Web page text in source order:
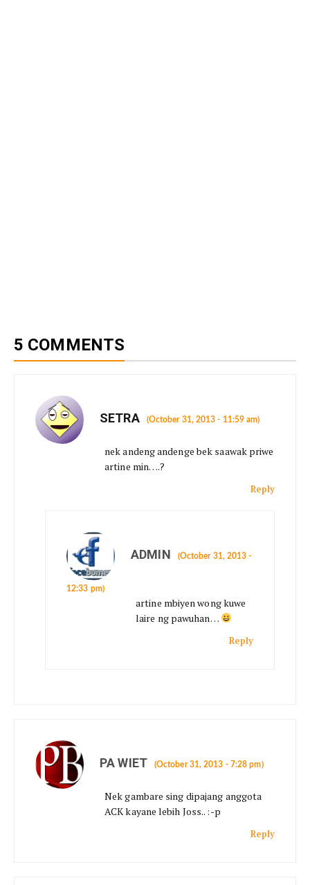
5 COMMENTS
SETRA (October 31, 2013 - 11:59 am)
nek andeng andenge bek saawak priwe
artine min….?
Reply
ADMIN (October 31, 2013 -
12:33 pm)
artine mbiyen wong kuwe
laire ng pawuhan…
Reply
PA WIET (October 31, 2013 - 7:28 pm)
Nek gambare sing dipajang anggota
ACK kayane lebih Joss.. :-p
Reply